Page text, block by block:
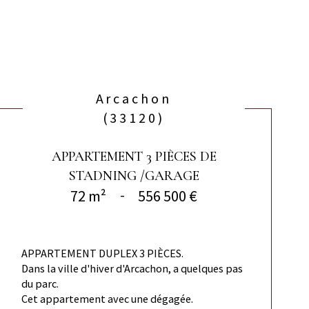
Arcachon
(33120)
APPARTEMENT 3 PIÈCES DE
STADNING /GARAGE
72 m² - 556 500 €
APPARTEMENT DUPLEX 3 PIÈCES.
Dans la ville d'hiver d'Arcachon, a quelques pas
du parc.
Cet appartement avec une dégagée.